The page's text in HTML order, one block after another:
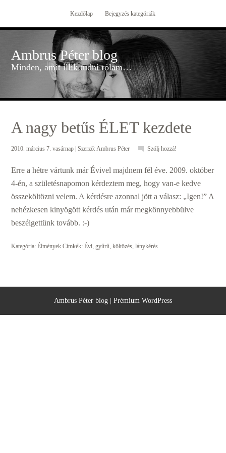
Kezdőlap Bejegyzés kategóriák
Ambrus Péter blog
Minden, amit illik tudni rólam…
A nagy betűs ÉLET kezdete
2010. március 7. vasárnap | Szerző:Ambrus Péter Szólj hozzá!
Erre a hétre vártunk már Évivel majdnem fél éve. 2009. október
4-én, a születésnapomon kérdeztem meg, hogy van-e kedve
összeköltözni velem. A kérdésre azonnal jött a válasz: „Igen!” A
nehézkesen kinyögött kérdés után már megkönnyebbülve
beszélgettünk tovább. :-)
Kategória:Élmények Címkék:Évi,gyűrű,költözés,lánykérés
Ambrus Péter blog Prémium WordPress